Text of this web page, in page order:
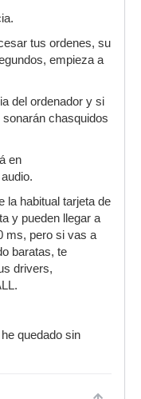
tus ordenes, su
empieza a
del ordenador y si
sonarán chasquidos
en
la habitual tarjeta de
y pueden llegar a
ms, pero si vas a
baratas, te
drivers,
quedado sin